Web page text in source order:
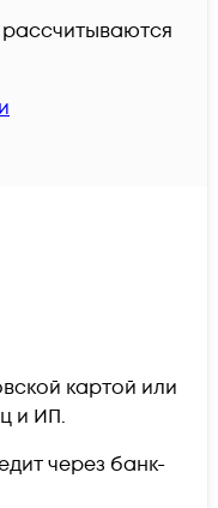
картой или
и ИП.
через банк-